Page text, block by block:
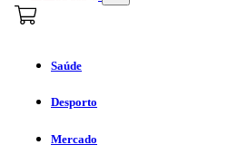
Saúde
Desporto
Mercado